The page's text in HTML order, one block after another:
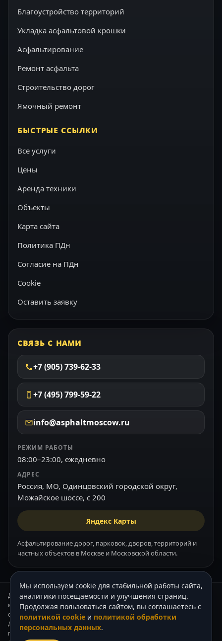
Благоустройство территорий
Укладка асфальтовой крошки
Асфальтирование
Ремонт асфальта
Строительство дорог
Ямочный ремонт
БЫСТРЫЕ ССЫЛКИ
Все услуги
Цены
Аренда техники
Объекты
Карта сайта
Политика ПДн
Согласие на ПДн
Cookie
Оставить заявку
СВЯЗЬ С НАМИ
+7 (905) 739-62-33
+7 (495) 799-59-22
info@asphaltmoscow.ru
РЕЖИМ РАБОТЫ
08:00–23:00, ежедневно
АДРЕС
Россия, МО, Одинцовский городской округ,
Можайское шоссе, с 200
Яндекс Карты
Асфальтирование дорог, парковок, дворов, территорий и
частных объектов в Москве и Московской области.
Данный интернет-сайт носит информационный характер и ни при
каких условиях не является публичной офертой, которая
определяется положениями Статьи 437 (2) Гражданского кодекса РФ.
Для получения подробной информации о стоимости наших услуг,
пожалуйста, обращайтесь к нашим менеджерам по телефону +7
Мы используем cookie для стабильной работы сайта,
аналитики посещаемости и улучшения страниц.
Продолжая пользоваться сайтом, вы соглашаетесь с
политикой cookie и политикой обработки
персональных данных.